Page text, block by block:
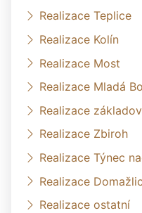
Realizace Teplice
Realizace Kolín
Realizace Most
Realizace Mladá
Realizace
Realizace Zbiroh
Realizace Týnec
Realizace
Realizace ostatní